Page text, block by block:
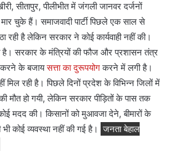
सीतापुर, पीलीभीत में जंगली जानवर दर्जनों
मार चुके हैं। समाजवादी पार्टी पिछले एक साल से
रही है लेकिन सरकार ने कोई कार्यवाही नहीं की।
है। सरकार के मंत्रियों की फौज और प्रशासन तंत्र
करने के बजायसत्ता का दुरूपयोगकरने में लगी है।
मिल रही है। पिछले दिनों प्रदेश के विभिन्न जिलों में
मौत हो गयी, लेकिन सरकार पीड़ितों के पास तक
मदद की। किसानों को मुआवजा देने, बीमारों के
कोई व्यवस्था नहीं की गई है। जनता बेहाल